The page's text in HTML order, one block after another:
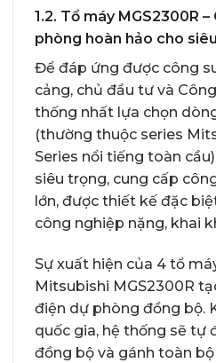
1.2. Tổ máy MGS2300R
phòng hoàn hảo cho
Để đáp ứng được công
cảng, chủ đầu tư và
thống nhất lựa chọn
(thường thuộc series
Series nổi tiếng toàn
siêu trọng, cung cấp
lớn, được thiết kế đặc
công nghiệp nặng, khai
Sự xuất hiện của 4 tổ
Mitsubishi MGS2300R
điện dự phòng đồng bộ.
quốc gia, hệ thống sẽ tự
đồng bộ và gánh toàn